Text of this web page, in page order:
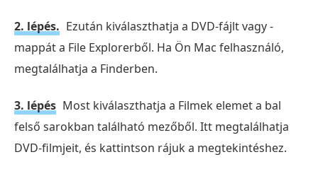
2. lépés. Ezután kiválaszthatja a DVD-fájlt vagy -
mappát a File Explorerből. Ha Ön Mac felhasználó,
megtalálhatja a Finderben.
3. lépés Most kiválaszthatja a Filmek elemet a bal
felső sarokban található mezőből. Itt megtalálhatja
DVD-filmjeit, és kattintson rájuk a megtekintéshez.